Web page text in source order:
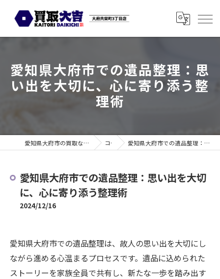
愛知県大府市での遺品整理：思
い出を大切に、心に寄り添う整
理術
愛知県大府市の買取なら買取大吉 大府共栄町3丁目店 コラム 愛知県大府市での遺品整理：思い出を大切に、心に寄り添う整理術
愛知県大府市での遺品整理：思い出を大切
に、心に寄り添う整理術
2024/12/16
愛知県大府市での遺品整理は、故人の思い出を大切にし
ながら進める心温まるプロセスです。遺品に込められた
ストーリーを家族全員で共有し、新たな一歩を踏み出す